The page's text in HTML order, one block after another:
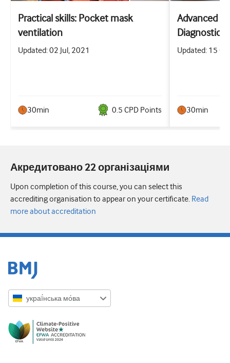
Practical skills: Pocket mask
ventilation
Updated: 02 Jul, 2021
30min 0.5 CPD Points
Advanced
Diagnostic
abdominal
Updated: 15
30min
Акредитовано 22 організаціями
Upon completion of this course, you can select this
accrediting organisation to appear on your certificate. Read
more about accreditation
украї́нська мо́ва
Русский